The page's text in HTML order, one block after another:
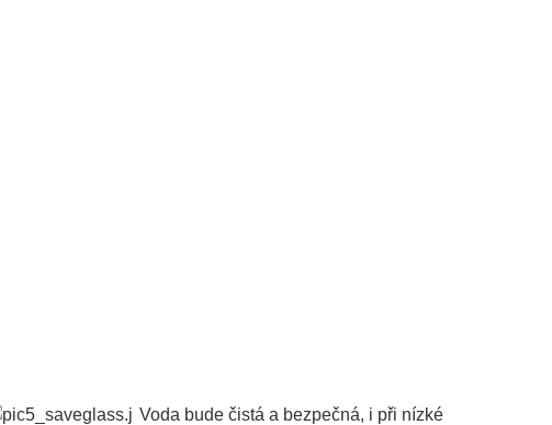
Voda bude čistá a bezpečná, i při nízké